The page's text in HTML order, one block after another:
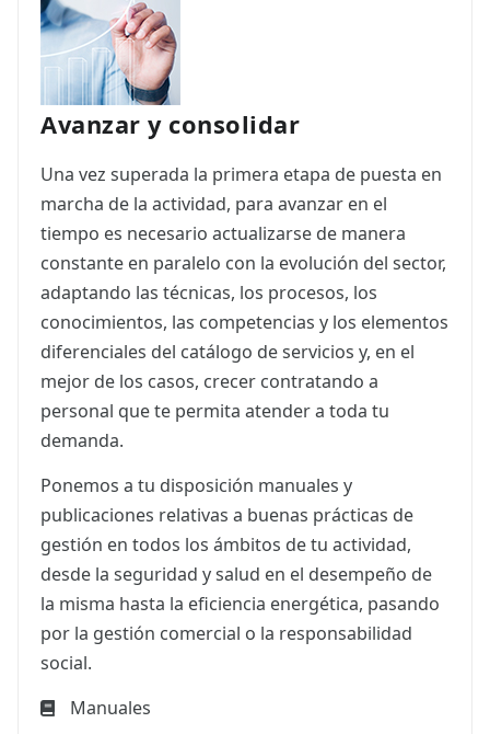
Avanzar y consolidar
Una vez superada la primera etapa de puesta en
marcha de la actividad, para avanzar en el
tiempo es necesario actualizarse de manera
constante en paralelo con la evolución del sector,
adaptando las técnicas, los procesos, los
conocimientos, las competencias y los elementos
diferenciales del catálogo de servicios y, en el
mejor de los casos, crecer contratando a
personal que te permita atender a toda tu
demanda.
Ponemos a tu disposición manuales y
publicaciones relativas a buenas prácticas de
gestión en todos los ámbitos de tu actividad,
desde la seguridad y salud en el desempeño de
la misma hasta la eficiencia energética, pasando
por la gestión comercial o la responsabilidad
social.
Manuales